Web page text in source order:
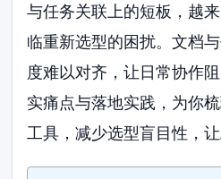
与任务关联上的短板，越
临重新选型的困扰。文档
度难以对齐，让日常协作
实痛点与落地实践，为你
工具，减少选型盲目性，